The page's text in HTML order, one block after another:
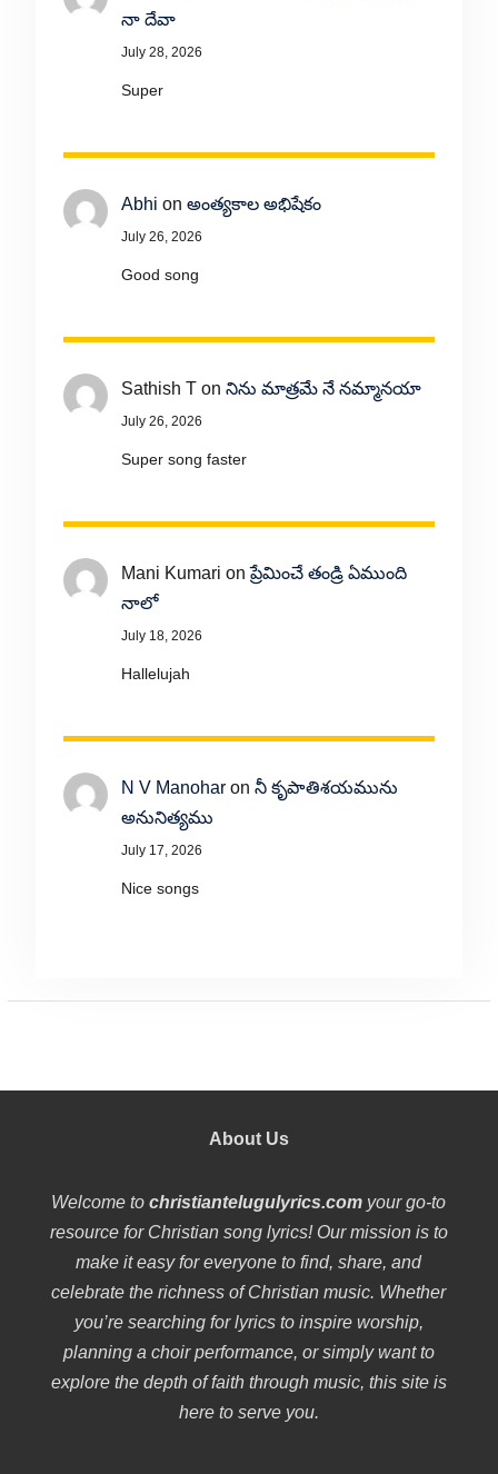
నా దేవా
July 28, 2026
Super
Abhi on అంత్యకాల అభిషేకం
July 26, 2026
Good song
Sathish Ton నిను మాత్రమే నే నమ్మానయా
July 26, 2026
Super song faster
Mani Kumari onప్రేమించే తండ్రి ఏముంది
నాలో
July 18, 2026
Hallelujah
N V Manoharon నీ కృపాతిశయమును
అనునిత్యము
July 17, 2026
Nice songs
About Us
Welcome tochristiantelugulyrics.com your go-to
resource for Christian song lyrics! Our mission is to
make it easy for everyone to find, share, and
celebrate the richness of Christian music. Whether
you’re searching for lyrics to inspire worship,
planning a choir performance, or simply want to
explore the depth of faith through music, this site is
here to serve you.